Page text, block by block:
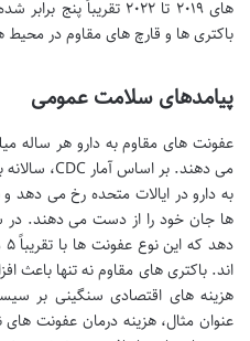
های ۲۰۱۹ تا ۲۰۲۲
باکتری ها و قارچ های مقاوم در
پیامدهای سلامت عمومی
عفونت های مقاوم به دارو هر ساله
اند. باکتری های مقاوم نه تنها باعث
هزینه های اقتصادی سنگینی بر
عنوان مثال، هزینه درمان عفونت